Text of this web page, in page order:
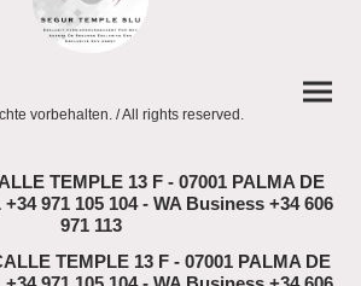
vorbehalten. / All rights reserved.
TEMPLE 13 F - 07001 PALMA DE
971 105 104 - WA Business +34 606
971 113
TEMPLE 13 F - 07001 PALMA DE